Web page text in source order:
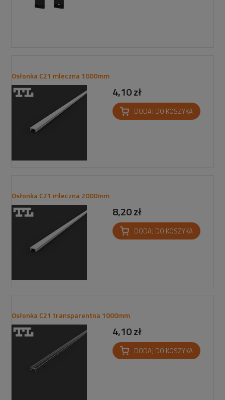
Osłonka C21 mleczna 1000mm
4,10 zł
DODAJ DO KOSZYKA
Osłonka C21 mleczna 2000mm
8,20 zł
DODAJ DO KOSZYKA
Osłonka C21 transparentna 1000mm
4,10 zł
DODAJ DO KOSZYKA